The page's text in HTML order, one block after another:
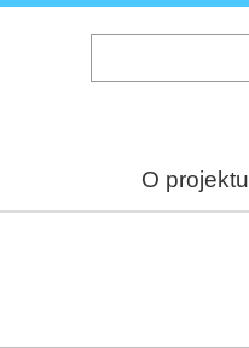
O projektu